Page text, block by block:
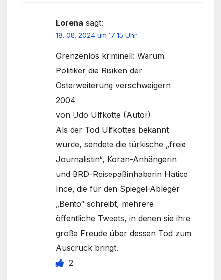
Lorena sagt:
18. 08. 2024 um 17:15 Uhr
Grenzenlos kriminell: Warum
Politiker die Risiken der
Osterweiterung verschweigern
2004
von Udo Ulfkotte (Autor)
Als der Tod Ulfkottes bekannt
wurde, sendete die türkische „freie
Journalistin“, Koran-Anhängerin
und BRD-Reisepaßinhaberin Hatice
Ince, die für den Spiegel-Ableger
„Bento“ schreibt, mehrere
öffentliche Tweets, in denen sie ihre
große Freude über dessen Tod zum
Ausdruck bringt.
2